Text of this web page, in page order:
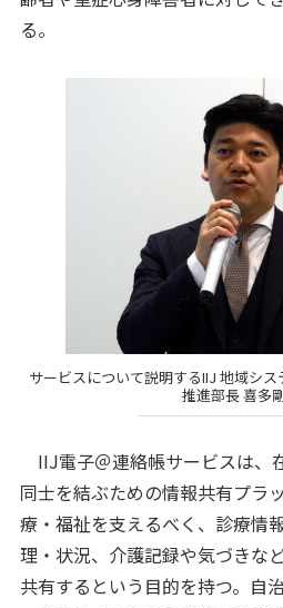
る。
サービスについて説明するIIJ 地域シ
推進部長 喜多
IIJ電子＠連絡帳サービスは、
同士を結ぶための情報共有プラ
療・福祉を支えるべく、診療情
理・状況、介護記録や気づきな
共有するという目的を持つ。自